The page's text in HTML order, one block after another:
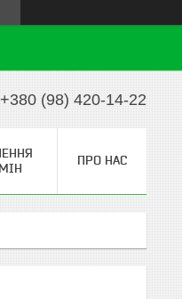
+380 (98) 420-14-22
ПРО НАС